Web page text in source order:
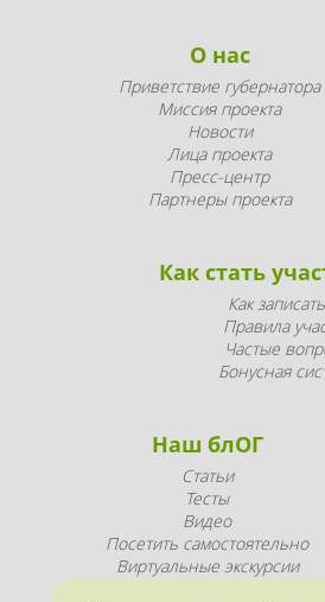
О нас
Приветствие губернатора
Миссия проекта
Новости
Лица проекта
Пресс-центр
Партнеры проекта
Как стать
Как
Правила
Частые
Бонусная
Наш блОГ
Статьи
Тесты
Видео
Посетить самостоятельно
Виртуальные экскурсии